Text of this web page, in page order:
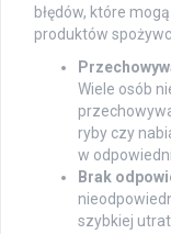
błędów, które
produktów
Wiele osób
ryby czy
w
Brak
szybkiej